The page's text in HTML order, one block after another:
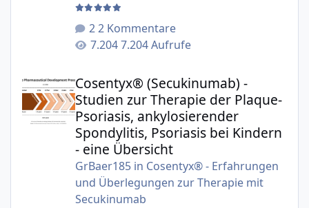
2 Kommentare
7.204 Aufrufe
Cosentyx® (Secukinumab) -
Studien zur Therapie der Plaque-
Psoriasis, ankylosierender
Spondylitis, Psoriasis bei Kindern
- eine Übersicht
GrBaer185in Cosentyx® - Erfahrungen
und Überlegungen zur Therapie mit
Secukinumab